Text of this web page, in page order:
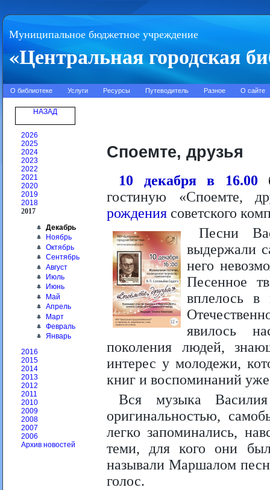
Муниципальное бюджетное учреждение
«Центральная городская
О библиотеке Услуги Ресурсы Путеводитель Разное О сайте
НАЗАД
2026
2025
2024
2023
2022
2021
2020
2019
2018
2017
Декабрь
Ноябрь
Октябрь
Сентябрь
Август
Июль
Июнь
Май
Апрель
Март
Февраль
Январь
2016
2015
2014
2013
2012
2011
2010
2009
2008
2007
2006
Архив новостей
Споемте, друзья
10 декабря в 16.00
гостиную «Споемте,
рождения советского
Песни
выдержали
него
Песенное
вплелось в
явилось
поколения людей,
интерес у молодежи,
книг и воспоминаний
Вся музыка
оригинальностью,
легко запоминались,
теми, для кого они
называли Маршалом
голос.